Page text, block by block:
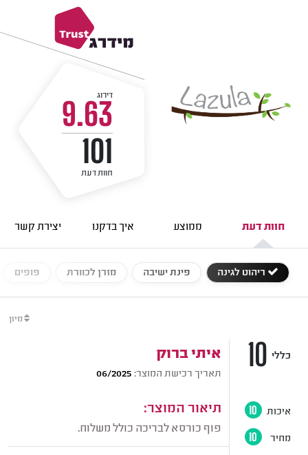
דירוג
9.63
101
חוות דעת
חוות דעת ממוצע איך בדקנו יצירת קשר
ריהוט לגינה פינת ישיבה מזרן לכוורת פופים
מיון
איתי ברוק
תאריך רכישת המוצר: 06/2025
תיאור המוצר:
פוף כורסא לבריכה כולל משלוח.
10 כללי
איכות 10
מחיר 10